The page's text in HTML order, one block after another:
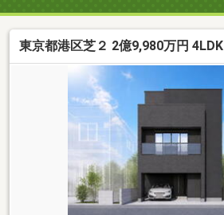
東京都港区芝２ 2億9,980万円 4LDK